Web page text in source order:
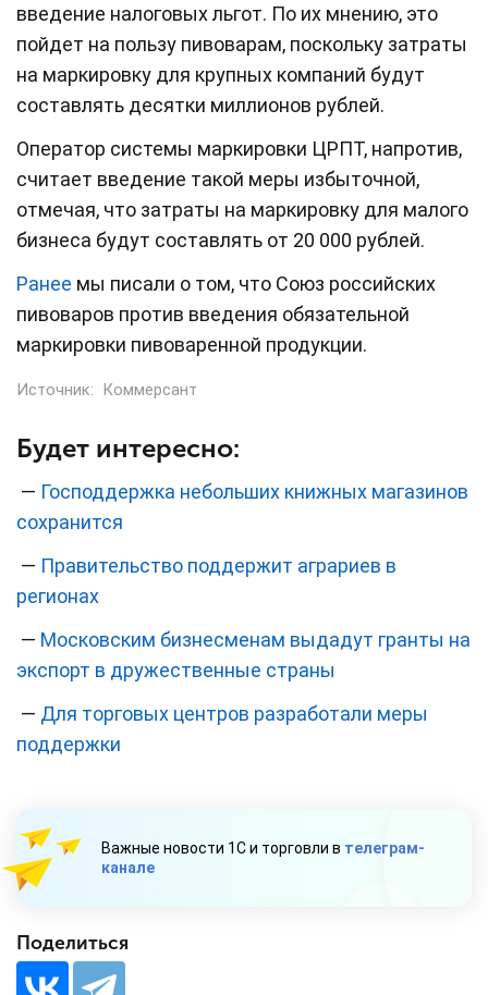
введение налоговых льгот. По их мнению, это
пойдет на пользу пивоварам, поскольку затраты
на маркировку для крупных компаний будут
составлять десятки миллионов рублей.
Оператор системы маркировки ЦРПТ, напротив,
считает введение такой меры избыточной,
отмечая, что затраты на маркировку для малого
бизнеса будут составлять от 20 000 рублей.
Ранее мы писали о том, что Союз российских
пивоваров против введения обязательной
маркировки пивоваренной продукции.
Источник: Коммерсант
Будет интересно:
— Господдержка небольших книжных магазинов
сохранится
— Правительство поддержит аграриев в
регионах
— Московским бизнесменам выдадут гранты на
экспорт в дружественные страны
— Для торговых центров разработали меры
поддержки
Важные новости 1С и торговли в телеграм-
канале
Поделиться